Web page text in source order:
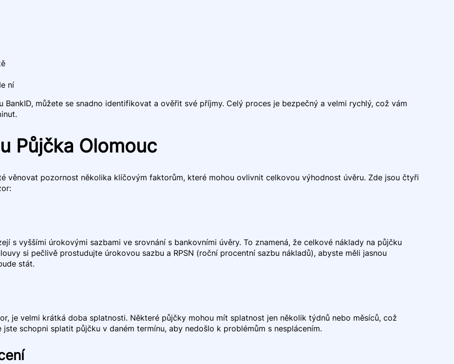
ní
můžete se snadno identifikovat a ověřit své příjmy. Celý proces je bezpečný a velmi rychlý, což vám
Půjčka Olomouc
věnovat pozornost několika klíčovým faktorům, které mohou ovlivnit celkovou výhodnost úvěru. Zde jsou čtyři
s vyššími úrokovými sazbami ve srovnání s bankovními úvěry. To znamená, že celkové náklady na půjčku
si pečlivě prostudujte úrokovou sazbu a RPSN (roční procentní sazbu nákladů), abyste měli jasnou
stát.
je velmi krátká doba splatnosti. Některé půjčky mohou mít splatnost jen několik týdnů nebo měsíců, což
schopni splatit půjčku v daném termínu, aby nedošlo k problémům s nesplácením.